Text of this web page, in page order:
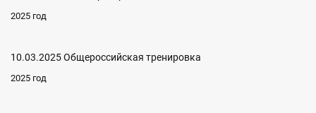
2025 год
10.03.2025 Общероссийская тренировка
2025 год